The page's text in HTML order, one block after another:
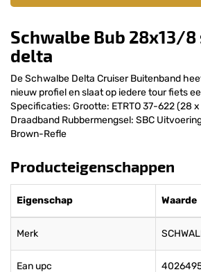
Schwalbe Bub 28x13/8
delta
De Schwalbe Delta Cruiser Buitenband
nieuw profiel en slaat op iedere tour fiets
Specificaties: Grootte: ETRTO 37-622 (28
Draadband Rubbermengsel: SBC
Brown-Refle
Producteigenschappen
Eigenschap Waarde
Merk
Ean upc